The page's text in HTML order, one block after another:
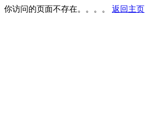
你访问的页面不存在。。。。 返回主页